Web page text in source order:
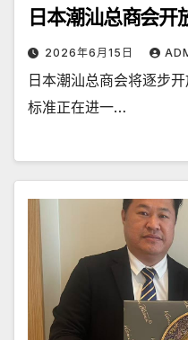
日本潮汕总商会开
2026年6月15日
日本潮汕总商会将逐步
标准正在进一…